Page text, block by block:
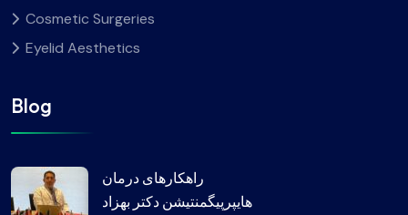
Cosmetic Surgeries
Eyelid Aesthetics
Blog
راهکارهای درمان
هایپرپیگمنتیشن دکتر بهزاد